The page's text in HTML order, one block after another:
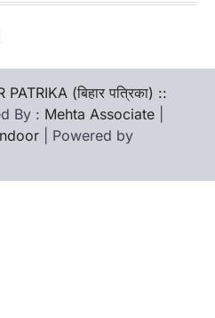
PATRIKA (बिहार पत्रिका) ::
By : Mehta Associate
| Powered by